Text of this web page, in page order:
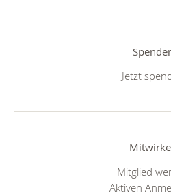
Jetzt
Mitglied
Aktiven